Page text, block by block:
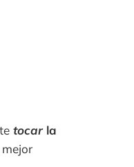
tocarla
mejor